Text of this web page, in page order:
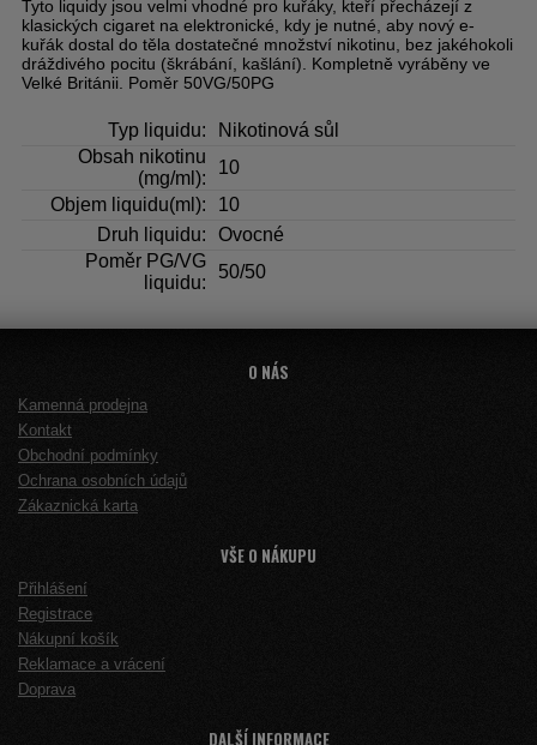
Tyto liquidy jsou velmi vhodné pro kuřáky, kteří přecházejí z
klasických cigaret na elektronické, kdy je nutné, aby nový e-
kuřák dostal do těla dostatečné množství nikotinu, bez jakéhokoli
dráždivého pocitu (škrábání, kašlání). Kompletně vyráběny ve
Velké Británii. Poměr 50VG/50PG
Typ liquidu:
Nikotinová sůl
Obsah nikotinu
(mg/ml):
10
Objem liquidu(ml):
10
Druh liquidu:
Ovocné
Poměr PG/VG
liquidu:
50/50
O NÁS
Kamenná prodejna
Kontakt
Obchodní podmínky
Ochrana osobních údajů
Zákaznická karta
VŠE O NÁKUPU
Přihlášení
Registrace
Nákupní košík
Reklamace a vrácení
Doprava
DALŠÍ INFORMACE